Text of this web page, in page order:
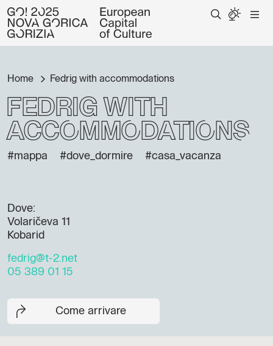
Home Fedrig with accommodations
Fedrig with
accommodations
#mappa #dove_dormire #casa_vacanza
Dove:
Volaričeva 11
Kobarid
fedrig@t-2.net
05 389 01 15
Come arrivare